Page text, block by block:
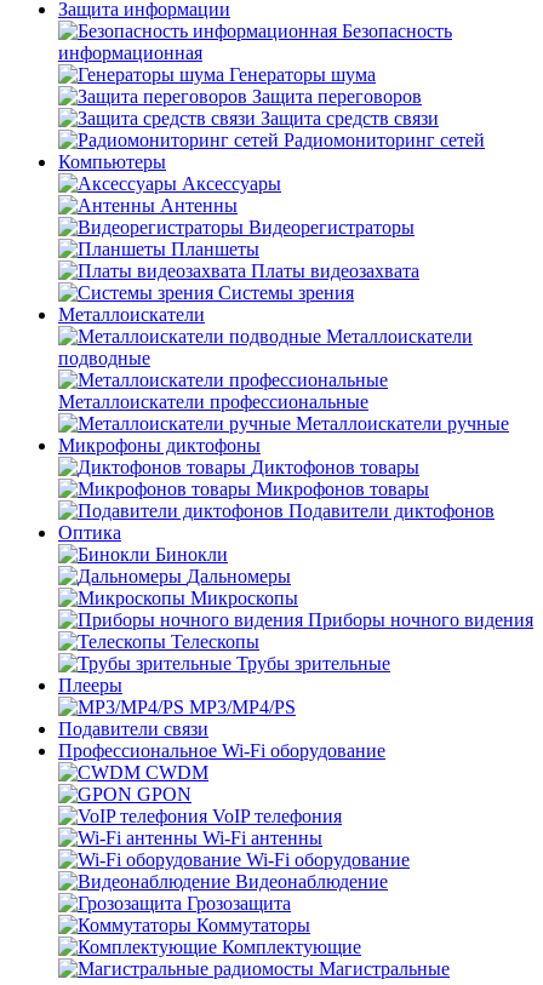
Защита информации
Безопасность
информационная
Генераторы шума
Защита переговоров
Защита средств связи
Радиомониторинг сетей
Компьютеры
Аксессуары
Антенны
Видеорегистраторы
Планшеты
Платы видеозахвата
Системы зрения
Металлоискатели
Металлоискатели
подводные
Металлоискатели профессиональные
Металлоискатели ручные
Микрофоны диктофоны
Диктофонов товары
Микрофонов товары
Подавители диктофонов
Оптика
Бинокли
Дальномеры
Микроскопы
Приборы ночного видения
Телескопы
Трубы зрительные
Плееры
MP3/MP4/PS
Подавители связи
Профессиональное Wi-Fi оборудование
CWDM
GPON
VoIP телефония
Wi-Fi антенны
Wi-Fi оборудование
Видеонаблюдение
Грозозащита
Коммутаторы
Комплектующие
Магистральные